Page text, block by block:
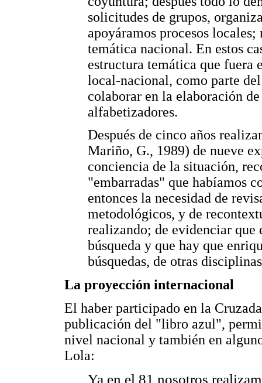
solicitudes de grupos,
apoyáramos procesos
temática nacional. En estos
estructura temática que fuera
local-nacional, como parte
colaborar en la elaboración
alfabetizadores.
Después de cinco años
Mariño, G., 1989) de nueve
conciencia de la situación,
"embarradas" que habíamos
entonces la necesidad de
metodológicos, y de
realizando; de evidenciar
búsqueda y que hay que
búsquedas, de otras
La proyección internacional
El haber participado en la
publicación del "libro azul",
nivel nacional y también en
Lola:
Ya en el 81 nosotros